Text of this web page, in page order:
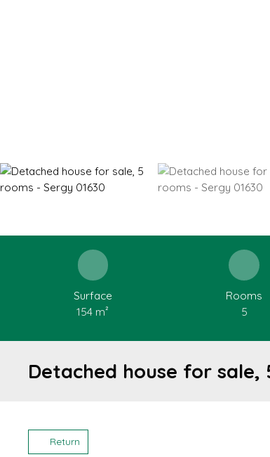
Surface
154 m²
Rooms
5
Detached house for sale,
Return